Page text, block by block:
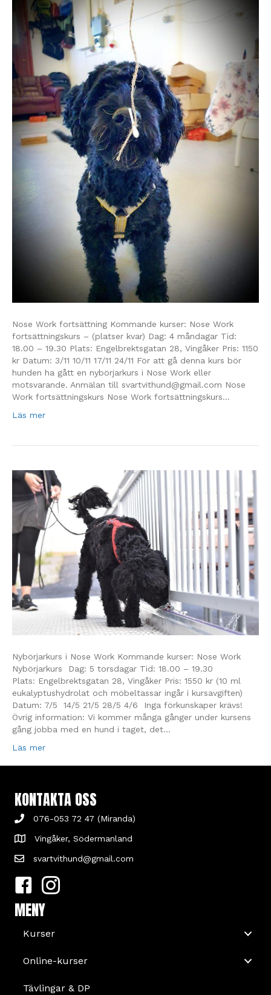
Nose Work fortsättning Kommande kurser: Nose Work
fortsättningskurs – (platser kvar) Dag: 4 måndagar Tid:
18.00 – 19.30 Plats: Engelbrektsgatan 28, Vingåker Pris: 1150
kr Datum: 3/11 10/11 17/11 24/11 För att gå denna kurs bör
hunden ha gått en nybörjarkurs i Nose Work eller
motsvarande. Anmälan till svartvithund@gmail.com Nose
Work fortsättningskurs Nose Work fortsättningskurs…
Läs mer
Nybörjarkurs i Nose Work Kommande kurser: Nose Work
Nybörjarkurs Dag: 5 torsdagar Tid: 18.00 – 19.30
Plats: Engelbrektsgatan 28, Vingåker Pris: 1550 kr (10 ml
eukalyptushydrolat och möbeltassar ingår i kursavgiften)
Datum: 7/5 14/5 21/5 28/5 4/6 Inga förkunskaper krävs!
Övrig information: Vi kommer många gånger under kursens
gång jobba med en hund i taget, det…
Läs mer
KONTAKTA OSS
076-053 72 47 (Miranda)
Vingåker, Södermanland
svartvithund@gmail.com
MENY
Kurser
Online-kurser
Tävlingar & DP